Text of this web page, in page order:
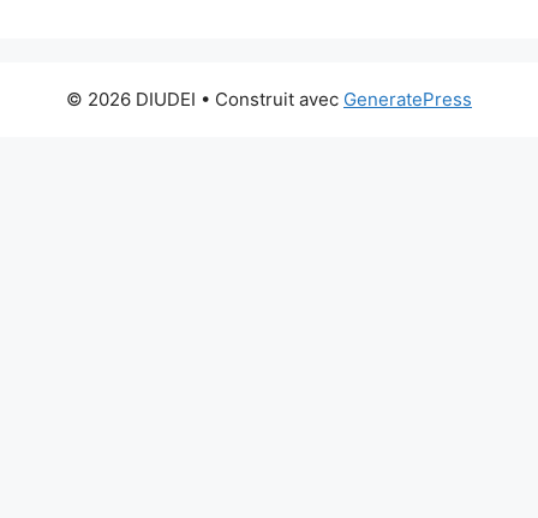
© 2026 DIUDEI • Construit avec GeneratePress